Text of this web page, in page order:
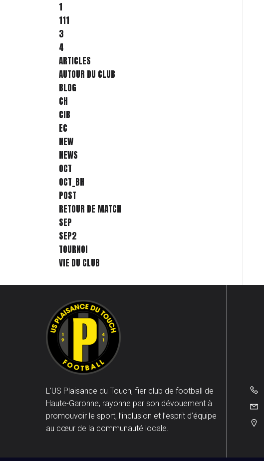
1
111
3
4
ARTICLES
AUTOUR DU CLUB
BLOG
CH
CIB
EC
NEW
NEWS
OCT
OCT_BH
POST
RETOUR DE MATCH
SEP
SEP2
TOURNOI
VIE DU CLUB
L’US Plaisance du Touch, fier club de football de
Haute-Garonne, rayonne par son dévouement à
promouvoir le sport, l’inclusion et l’esprit d’équipe
au cœur de la communauté locale.